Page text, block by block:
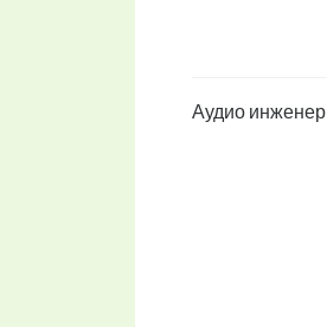
Аудио инженер